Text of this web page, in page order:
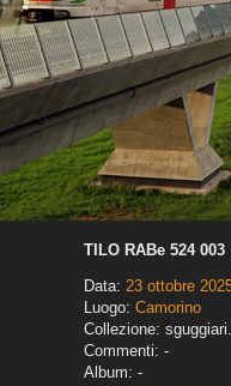
TILO RABe 524 003
Data: 23 ottobre
Luogo: Camorino
Collezione:
Commenti: -
Album: -